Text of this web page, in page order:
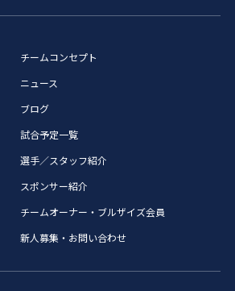
チームコンセプト
ニュース
ブログ
試合予定一覧
選手／スタッフ紹介
スポンサー紹介
チームオーナー・ブルザイズ会員
新人募集・お問い合わせ